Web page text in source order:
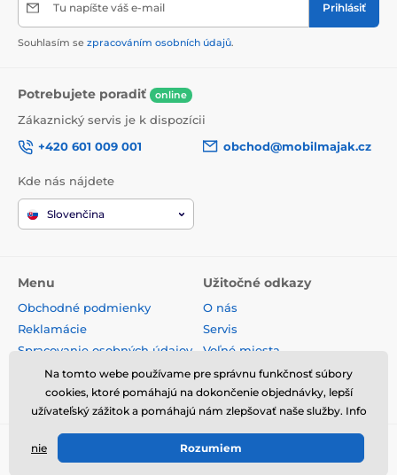
Tu napíšte váš e-mail Prihlásiť
Souhlasím se zpracováním osobních údajů.
Potrebujete poradiť online
Zákaznický servis je k dispozícii
+420 601 009 001
obchod@mobilmajak.cz
Kde nás nájdete
Slovenčina
Menu
Obchodné podmienky
Reklamácie
Spracovanie osobných údajov
Doprava a platba
Odstúpenie od zmluvy
Užitočné odkazy
O nás
Servis
Voľné miesta
Kontakt
© 2026 www.mobilmajak.sk ⦁ E-shop vytvorila
Na tomto webe používame pre správnu funkčnosť súbory
cookies, ktoré pomáhajú na dokončenie objednávky, lepší
užívateľský zážitok a pomáhajú nám zlepšovať naše služby. Info
nie Rozumiem